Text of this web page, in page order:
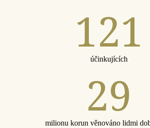
121
účinkujících
29
milionu korun věnováno lidmi